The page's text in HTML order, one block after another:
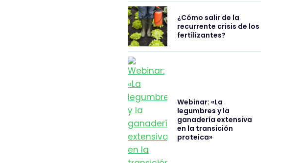
¿Cómo salir de la
recurrente crisis de los
fertilizantes?
Webinar: «La
legumbres y la
ganadería extensiva
en la transición
proteica»